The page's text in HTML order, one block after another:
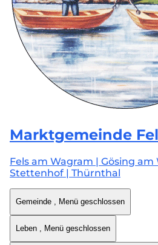
Marktgemeinde
Fels am Wagram | Gösing am
Stettenhof | Thürnthal
Gemeinde , Menü geschlossen
Leben , Menü geschlossen